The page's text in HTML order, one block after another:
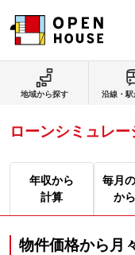
地域から探す 沿線・
ローンシミュレー
年収から
計算
毎月
か
物件価格から月